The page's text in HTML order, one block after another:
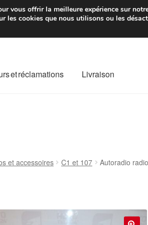
de 7 EUR
et réclamations Livraison
et accessoires C1 et 107 Autoradio
vous offrir la meilleure expérience sur
les cookies que nous utilisons ou les